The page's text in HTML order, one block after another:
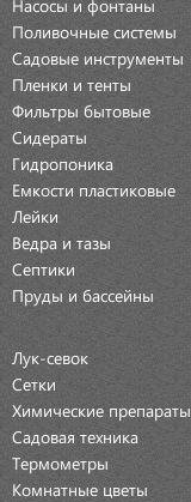
Насосы и фонтаны
Поливочные системы
Садовые инструменты
Пленки и тенты
Фильтры бытовые
Сидераты
Гидропоника
Емкости пластиковые
Лейки
Ведра и тазы
Септики
Пруды и бассейны
Лук-севок
Сетки
Химические препараты
Садовая техника
Термометры
Комнатные цветы